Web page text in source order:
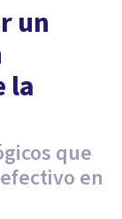
un
la
que
en